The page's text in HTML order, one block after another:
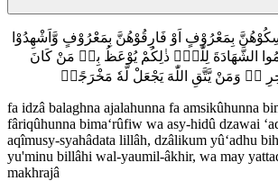
بِمَعْرُوْفٍ اَوْ فَارِقُوْهُنَّ بِمَعْرُوْفٍ وَّاَشْهِدُوْا
الشَّهَادَةَ لِلّٰهِۗ ذٰلِكُمْ يُوْعَظُ بِهٖ مَنْ كَانَ
ەۗ وَمَنْ يَّتَّقِ اللّٰهَ يَجْعَلْ لَّهٗ مَخْرَجًاۙ
fa idzâ balaghna ajalahunna fa amsikûhunna
fâriqûhunna bima‘rûfiw wa asy-hidû dzawai
aqîmusy-syahâdata lillâh, dzâlikum yû‘adhu
yu'minu billâhi wal-yaumil-âkhir, wa may
makhrajâ